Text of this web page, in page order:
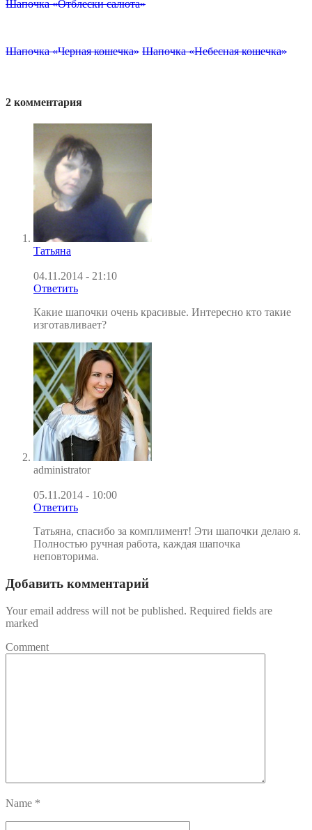
Шапочка «Отблески салюта»
Шапочка «Черная кошечка» Шапочка «Небесная кошечка»
2 комментария
Татьяна
04.11.2014 - 21:10
Ответить
Какие шапочки очень красивые. Интересно кто такие
изготавливает?
administrator
05.11.2014 - 10:00
Ответить
Татьяна, спасибо за комплимент! Эти шапочки делаю я.
Полностью ручная работа, каждая шапочка
неповторима.
Добавить комментарий
Your email address will not be published. Required fields are
marked
Comment
Name *